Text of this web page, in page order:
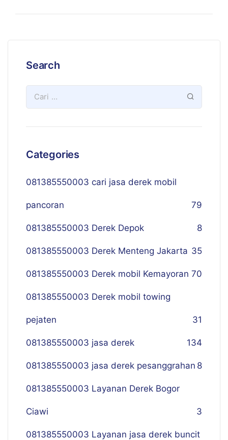
Search
Categories
081385550003 cari jasa derek mobil
pancoran 79
081385550003 Derek Depok 8
081385550003 Derek Menteng Jakarta 35
081385550003 Derek mobil Kemayoran 70
081385550003 Derek mobil towing
pejaten 31
081385550003 jasa derek 134
081385550003 jasa derek pesanggrahan 8
081385550003 Layanan Derek Bogor
Ciawi 3
081385550003 Layanan jasa derek buncit